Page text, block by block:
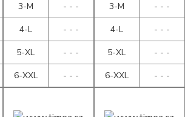
3-M
- - -
4-L
- - -
5-XL
- - -
6-XXL
- - -
3-M
- - -
4-L
- - -
5-XL
- - -
6-XXL
- - -